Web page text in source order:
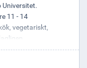
Universitet.
11 - 14
vegetariskt,
om 10 st 1090